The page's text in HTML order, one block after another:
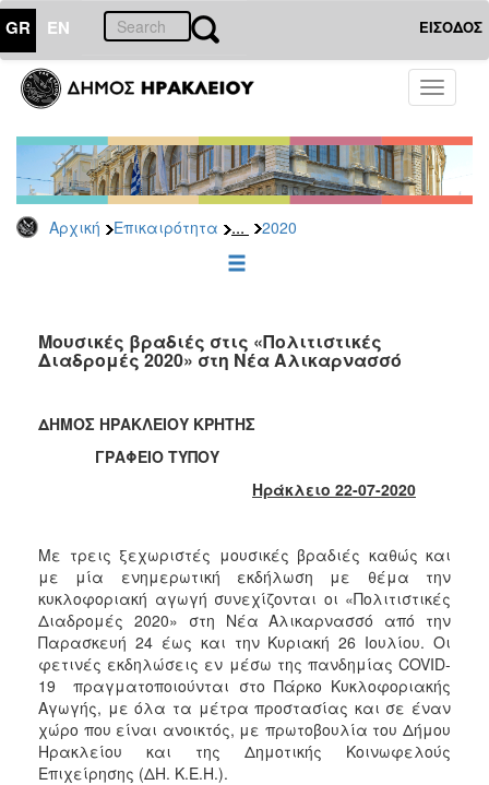
GR EN ΕΙΣΟΔΟΣ
Toggle
Αρχική Επικαιρότητα ... 2020
ΕΠΙΚΑΙΡΟΤΗΤΑ
Τύπου
Αρχείο
2026
2025
2022
2021
2019
2018
2015
2013
2012
2011
2010
2006
Μουσικές βραδιές στις «Πολιτιστικές
Διαδρομές 2020» στη Νέα Αλικαρνασσό
ΔΗΜΟΣ ΗΡΑΚΛΕΙΟΥ ΚΡΗΤΗΣ
ΓΡΑΦΕΙΟ ΤΥΠΟΥ
Ηράκλειο 22-07-2020
Με τρεις ξεχωριστές μουσικές βραδιές καθώς και
με μία ενημερωτική εκδήλωση με θέμα την
κυκλοφοριακή αγωγή συνεχίζονται οι «Πολιτιστικές
Διαδρομές 2020» στη Νέα Αλικαρνασσό από την
Παρασκευή 24 έως και την Κυριακή 26 Ιουλίου. Οι
φετινές εκδηλώσεις εν μέσω της πανδημίας COVID-
19 πραγματοποιούνται στο Πάρκο Κυκλοφοριακής
Αγωγής, με όλα τα μέτρα προστασίας και σε έναν
χώρο που είναι ανοικτός, με πρωτοβουλία του Δήμου
Ηρακλείου και της Δημοτικής Κοινωφελούς
Επιχείρησης (ΔΗ. Κ.Ε.Η.).